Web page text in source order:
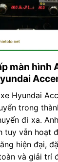
màn hình
Hyundai
trong
đi xa.
tuy vẫn hoạt
hiện đại,
và giải trí